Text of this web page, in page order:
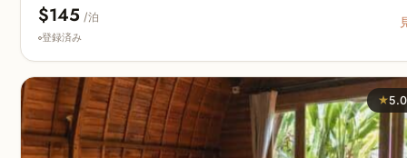
$145 /泊
登録済み
★